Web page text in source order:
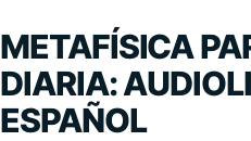
METAFÍSICA
DIARIA:
ESPAÑOL